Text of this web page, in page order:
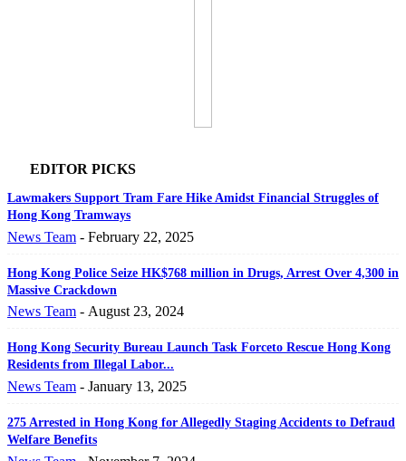
EDITOR PICKS
Lawmakers Support Tram Fare Hike Amidst Financial Struggles of
Hong Kong Tramways
News Team - February 22, 2025
Hong Kong Police Seize HK$768 million in Drugs, Arrest Over 4,300 in
Massive Crackdown
News Team - August 23, 2024
Hong Kong Security Bureau Launch Task Forceto Rescue Hong Kong
Residents from Illegal Labor...
News Team - January 13, 2025
275 Arrested in Hong Kong for Allegedly Staging Accidents to Defraud
Welfare Benefits